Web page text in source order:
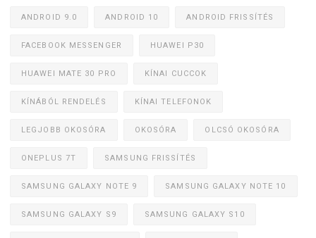
ANDROID 9.0 ANDROID 10 ANDROID FRISSÍTÉS
FACEBOOK MESSENGER HUAWEI P30
HUAWEI MATE 30 PRO KÍNAI CUCCOK
KÍNÁBÓL RENDELÉS KÍNAI TELEFONOK
LEGJOBB OKOSÓRA OKOSÓRA OLCSÓ OKOSÓRA
ONEPLUS 7T SAMSUNG FRISSÍTÉS
SAMSUNG GALAXY NOTE 9 SAMSUNG GALAXY NOTE 10
SAMSUNG GALAXY S9 SAMSUNG GALAXY S10